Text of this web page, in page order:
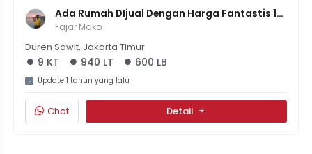
Ada Rumah DIjual Dengan Harga Fantastis 15
Miliyar Tanah Segaban
Fajar Mako
Duren Sawit, Jakarta Timur
9 KT 940 LT 600 LB
Update 1 tahun yang lalu
Chat Detail